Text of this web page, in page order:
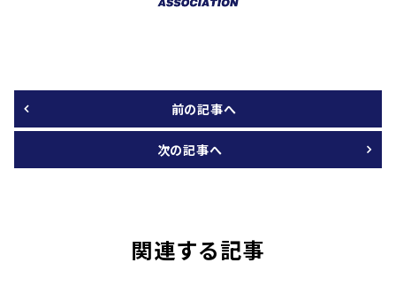
前の記事へ
次の記事へ
関連する記事